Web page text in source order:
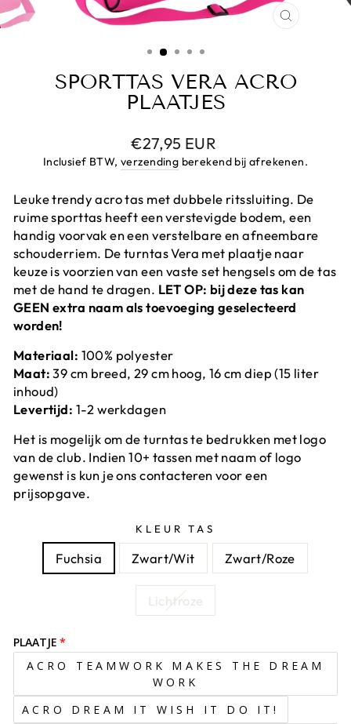
CLOSE
SPORTTAS VERA ACRO
PLAATJES
Prijs
€27,95 EUR
Inclusief BTW,verzending berekend bij afrekenen.
Leuke trendy acro tas met dubbele ritssluiting. De
ruime sporttas heeft een verstevigde bodem, een
handig voorvak en een verstelbare en afneembare
schouderriem. De turntas Vera met plaatje naar
keuze is voorzien van een vaste set hengsels om de tas
met de hand te dragen. LET OP: bij deze tas kan
GEEN extra naam als toevoeging geselecteerd
worden!
Materiaal: 100% polyester
Maat:39 cm breed, 29 cm hoog, 16 cm diep (15 liter
inhoud)
Levertijd: 1-2 werkdagen
Het is mogelijk om de turntas te bedrukken met logo
van de club. Indien 10+ tassen met naam of logo
gewenst is kun je ons contacteren voor een
prijsopgave.
KLEUR TAS
Fuchsia Zwart/Wit Zwart/Roze
Lichtroze
PLAATJE
ACRO TEAMWORK MAKES THE DREAM
WORK
ACRO DREAM IT WISH IT DO IT!